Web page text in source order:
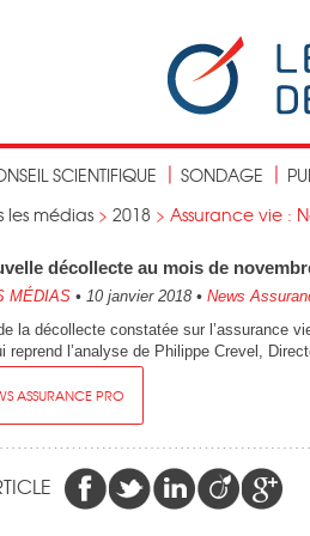
SCIENTIFIQUE SONDAGE
les médias > 2018 > Assurance vie :
décollecte au mois de
MÉDIAS • 10 janvier 2018 • News
la décollecte constatée sur l’assurance
reprend l’analyse de Philippe Crevel,
ASSURANCE PRO